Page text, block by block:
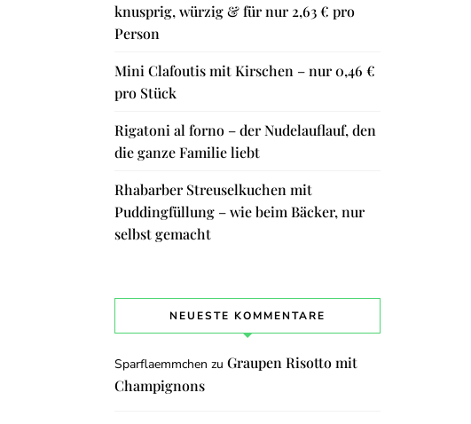
knusprig, würzig & für nur 2,63 € pro
Person
Mini Clafoutis mit Kirschen – nur 0,46 €
pro Stück
Rigatoni al forno – der Nudelauflauf, den
die ganze Familie liebt
Rhabarber Streuselkuchen mit
Puddingfüllung – wie beim Bäcker, nur
selbst gemacht
NEUESTE KOMMENTARE
Sparflaemmchen zu Graupen Risotto mit
Champignons